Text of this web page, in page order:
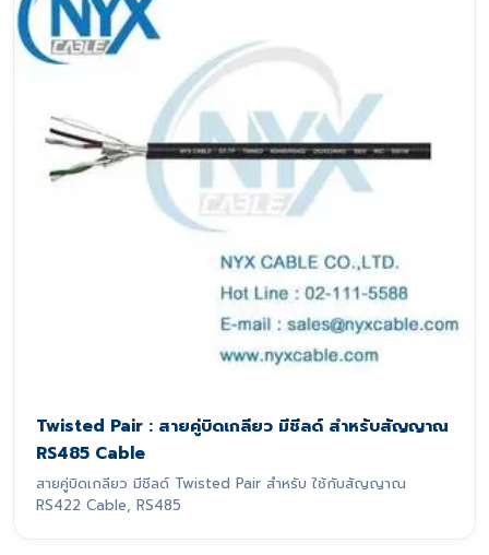
Twisted Pair : สายคู่บิดเกลียว มีชีลด์ สำหรับสัญญาณ
RS485 Cable
สายคู่บิดเกลียว มีชีลด์ Twisted Pair สำหรับ ใช้กับสัญญาณ
RS422 Cable, RS485